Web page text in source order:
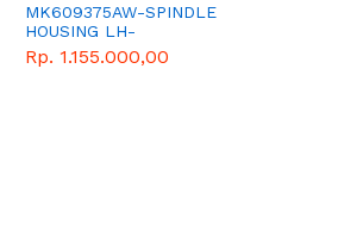
MK609375AW-SPINDLE
HOUSING LH-
MITSUBISHI-GENUINE
PART-SUMBU CANTER P
Rp. 1.155.000,00